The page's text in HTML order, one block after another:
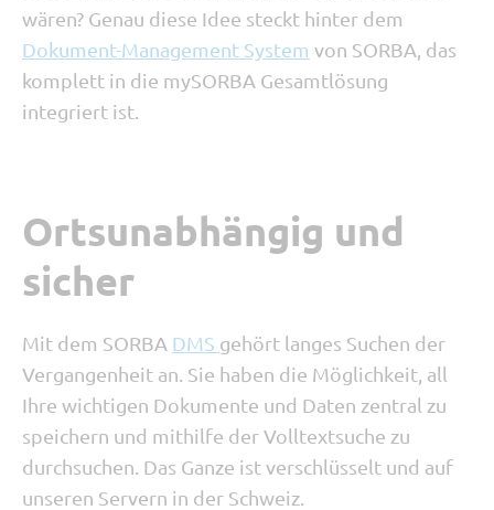
wären? Genau diese Idee steckt hinter dem
Dokument-Management System von SORBA, das
komplett in die mySORBA Gesamtlösung
integriert ist.
Ortsunabhängig und
sicher
Mit dem SORBA DMS gehört langes Suchen der
Vergangenheit an. Sie haben die Möglichkeit, all
Ihre wichtigen Dokumente und Daten zentral zu
speichern und mithilfe der Volltextsuche zu
durchsuchen. Das Ganze ist verschlüsselt und auf
unseren Servern in der Schweiz.